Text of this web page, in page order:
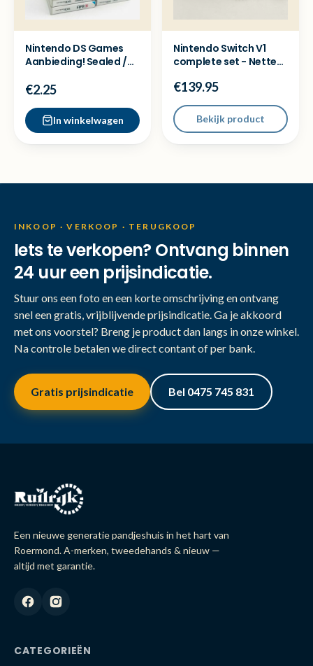
Nintendo DS Games
Aanbieding! Sealed /
€2.25
In winkelwagen
Nintendo Switch V1
complete set - Nette
€139.95
Bekijk product
INKOOP · VERKOOP · TERUGKOOP
Iets te verkopen? Ontvang binnen
24 uur een prijsindicatie.
Stuur ons een foto en een korte omschrijving en ontvang
snel een gratis, vrijblijvende prijsindicatie. Ga je akkoord
met ons voorstel? Breng je product dan langs in onze winkel.
Na controle betalen we direct contant of per bank.
Gratis prijsindicatie Bel 0475 745 831
Een nieuwe generatie pandjeshuis in het hart van
Roermond. A-merken, tweedehands & nieuw —
altijd met garantie.
CATEGORIEËN